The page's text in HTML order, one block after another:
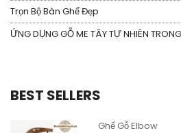
Trọn Bộ Bàn Ghế Đẹp
ỨNG DỤNG GỖ ME TÂY TỰ NHIÊN
BEST SELLERS
Ghế Gỗ Elbow